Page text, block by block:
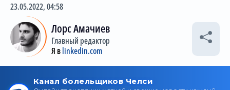
23.05.2022, 04:58
Лорс Амачиев
Главный редактор
Я вlinkedin.com
История Челси
Статистика
Календарь игр
Состав команды
Поиск по сайту